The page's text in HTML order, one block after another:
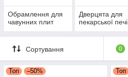
Обрамлення для
чавунних плит
Дверцята для
пекарської печі
Сортування 0
Топ –50% Топ